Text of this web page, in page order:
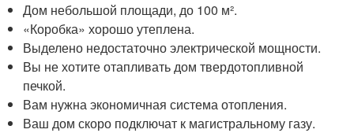
Дом небольшой площади, до 100 м².
«Коробка» хорошо утеплена.
Выделено недостаточно электрической мощности.
Вы не хотите отапливать дом твердотопливной
печкой.
Вам нужна экономичная система отопления.
Ваш дом скоро подключат к магистральному газу.